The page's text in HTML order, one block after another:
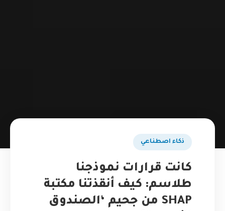
ذكاء اصطناعي
كانت قرارات نموذجنا
طلاسم: كيف أنقذتنا مكتبة
SHAP من جحيم ‘الصندوق